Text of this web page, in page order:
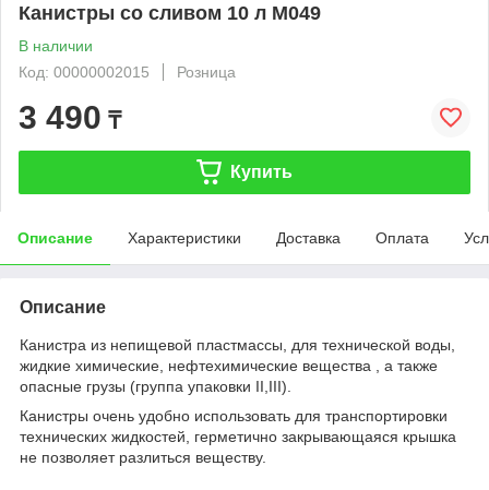
Канистры со сливом 10 л М049
В наличии
Код: 00000002015
Розница
3 490 ₸
Купить
Описание Характеристики Доставка Оплата
Описание
Канистра из непищевой пластмассы, для технической воды,
жидкие химические, нефтехимические вещества , а также
опасные грузы (группа упаковки II,III).
Канистры очень удобно использовать для транспортировки
технических жидкостей, герметично закрывающаяся крышка
не позволяет разлиться веществу.